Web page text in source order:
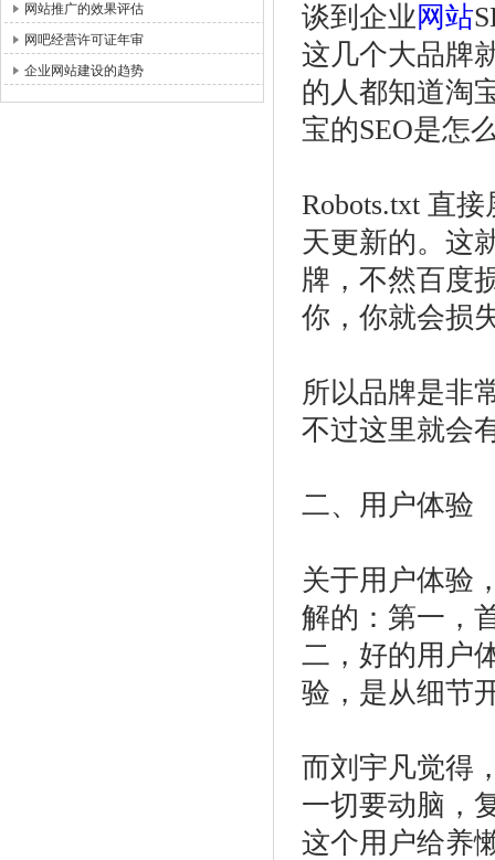
网站推广的效果评估
网吧经营许可证年审
企业网站建设的趋势
谈到企业网站
这几个大品牌
的人都知道淘
宝的SEO是怎
Robots.txt 直
天更新的。这
牌，不然百度
你，你就会损
所以品牌是非
不过这里就会
二、用户体验
关于用户体验
解的：第一，
二，好的用户
验，是从细节
而刘宇凡觉得
一切要动脑，
这个用户给养